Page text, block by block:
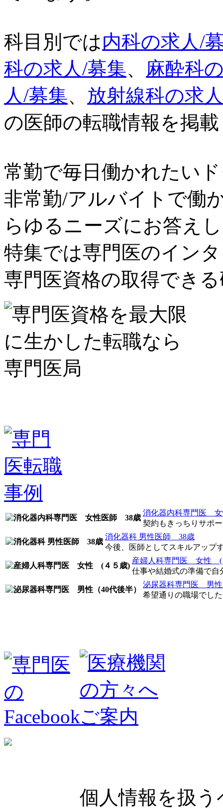
科目別では内科の求人/
科の求人/募集、 麻酔科
人/募集、 放射線科の求
の医師の転職情報を掲
常勤で毎日働かれたい
非常勤/アルバイトで働
らゆるニーズにお答え
特集では専門医のイン
専門医資格の取得でき
消化器内科専門医
契約もきっちりサポ
消化器科 男性医師 38歳
今後、医師としてスキルアップ
産婦人科専門医 女性 (
仕事や結婚式の準備で自
泌尿器科専門医 男性
希望通りの職場でし
個人情報を扱う